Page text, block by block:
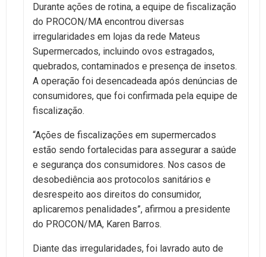
Durante ações de rotina, a equipe de fiscalização
do PROCON/MA encontrou diversas
irregularidades em lojas da rede Mateus
Supermercados, incluindo ovos estragados,
quebrados, contaminados e presença de insetos.
A operação foi desencadeada após denúncias de
consumidores, que foi confirmada pela equipe de
fiscalização.
“Ações de fiscalizações em supermercados
estão sendo fortalecidas para assegurar a saúde
e segurança dos consumidores. Nos casos de
desobediência aos protocolos sanitários e
desrespeito aos direitos do consumidor,
aplicaremos penalidades”, afirmou a presidente
do PROCON/MA, Karen Barros.
Diante das irregularidades, foi lavrado auto de